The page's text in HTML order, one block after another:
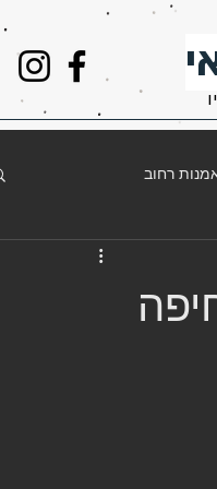
רחוב
אדריכלות